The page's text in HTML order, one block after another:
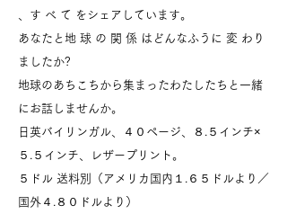
、す べ て をシェアしています。
あなたと地 球 の 関 係 はどんなふうに 変 わり
ましたか?
地球のあちこちから集まったわたしたちと一緒
にお話しませんか。
日英バイリンガル、４０ページ、８.５インチ×
５.５インチ、レザープリント。
５ドル 送料別（アメリカ国内１.６５ドルより／
国外４.８０ドルより）